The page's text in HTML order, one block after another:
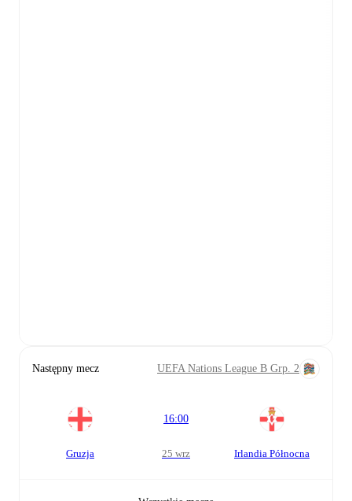
Następny mecz UEFA Nations League B Grp. 2
Gruzja
16:00
25 wrz Irlandia Północna